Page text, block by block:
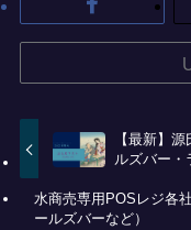
【最新】
ルズバー・
水商売専用POSレジ各
ールズバーなど）